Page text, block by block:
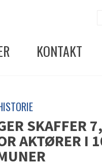
KONTAKT
SKAFFER
AKTØRER I